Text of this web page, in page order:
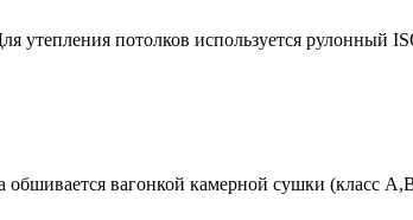
утепления потолков используется рулонный
обшивается вагонкой камерной сушки (класс